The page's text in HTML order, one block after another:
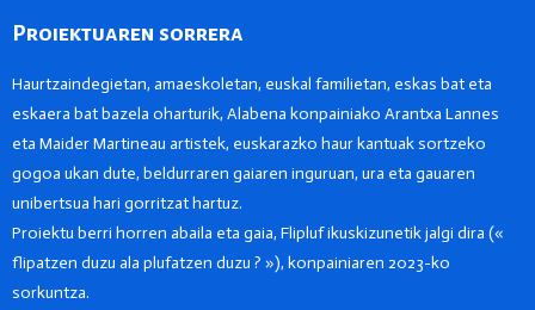
Proiektuaren sorrera
Haurtzaindegietan, amaeskoletan, euskal familietan, eskas bat eta
eskaera bat bazela oharturik, Alabena konpainiako Arantxa Lannes
eta Maider Martineau artistek, euskarazko haur kantuak sortzeko
gogoa ukan dute, beldurraren gaiaren inguruan, ura eta gauaren
unibertsua hari gorritzat hartuz.
Proiektu berri horren abaila eta gaia, Flipluf ikuskizunetik jalgi dira («
flipatzen duzu ala plufatzen duzu ? »), konpainiaren 2023-ko
sorkuntza.